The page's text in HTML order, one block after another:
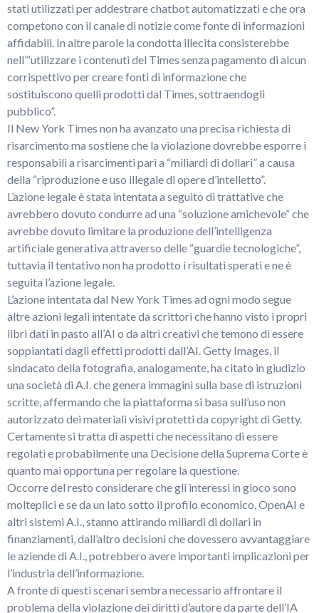
stati utilizzati per addestrare chatbot automatizzati e che ora
competono con il canale di notizie come fonte di informazioni
affidabili. In altre parole la condotta illecita consisterebbe
nell’“utilizzare i contenuti del Times senza pagamento di alcun
corrispettivo per creare fonti di informazione che
sostituiscono quelli prodotti dal Times, sottraendogli
pubblico”.
Il New York Times non ha avanzato una precisa richiesta di
risarcimento ma sostiene che la violazione dovrebbe esporre i
responsabili a risarcimenti pari a “miliardi di dollari” a causa
della “riproduzione e uso illegale di opere d’intelletto”.
L’azione legale è stata intentata a seguito di trattative che
avrebbero dovuto condurre ad una “soluzione amichevole” che
avrebbe dovuto limitare la produzione dell’intelligenza
artificiale generativa attraverso delle “guardie tecnologiche”,
tuttavia il tentativo non ha prodotto i risultati sperati e ne è
seguita l’azione legale.
L’azione intentata dal New York Times ad ogni modo segue
altre azioni legali intentate da scrittori che hanno visto i propri
libri dati in pasto all’AI o da altri creativi che temono di essere
soppiantati dagli effetti prodotti dall’AI. Getty Images, il
sindacato della fotografia, analogamente, ha citato in giudizio
una società di A.I. che genera immagini sulla base di istruzioni
scritte, affermando che la piattaforma si basa sull’uso non
autorizzato dei materiali visivi protetti da copyright di Getty.
Certamente si tratta di aspetti che necessitano di essere
regolati e probabilmente una Decisione della Suprema Corte è
quanto mai opportuna per regolare la questione.
Occorre del resto considerare che gli interessi in gioco sono
molteplici e se da un lato sotto il profilo economico, OpenAI e
altri sistemi A.I., stanno attirando miliardi di dollari in
finanziamenti, dall’altro decisioni che dovessero avvantaggiare
le aziende di A.I., potrebbero avere importanti implicazioni per
l’industria dell’informazione.
A fronte di questi scenari sembra necessario affrontare il
problema della violazione dei diritti d’autore da parte dell’IA